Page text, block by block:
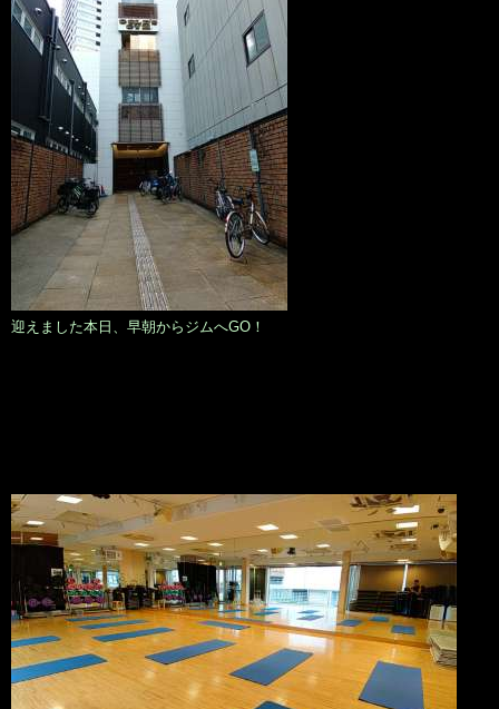
迎えました本日、早朝からジムへGO！